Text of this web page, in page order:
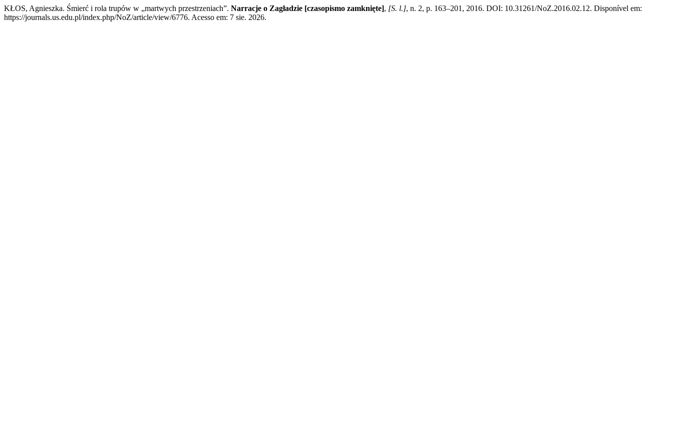
KŁOS, Agnieszka. Śmierć i rola trupów w „martwych przestrzeniach”. Narracje o Zagładzie [czasopismo zamknięte], [S. l.], n. 2, p. 163–201, 2016. DOI: 10.31261/NoZ.2016.02.12. Disponível em:
https://journals.us.edu.pl/index.php/NoZ/article/view/6776. Acesso em: 7 sie. 2026.